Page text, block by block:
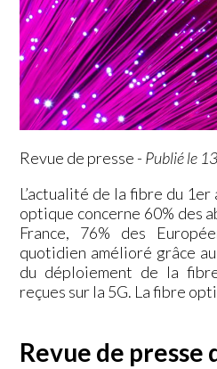
Revue de presse - Publié le
L’actualité de la fibre du
optique concerne 60% des
France, 76% des
quotidien amélioré grâce
du déploiement de la
reçues sur la 5G. La fibre
Revue de presse